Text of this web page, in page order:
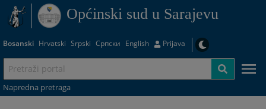
Općinski sud u Sarajevu
Bosanski Hrvatski Srpski Српски English Prijava
Napredna pretraga